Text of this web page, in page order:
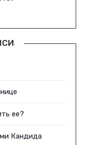
ее?
Кандида